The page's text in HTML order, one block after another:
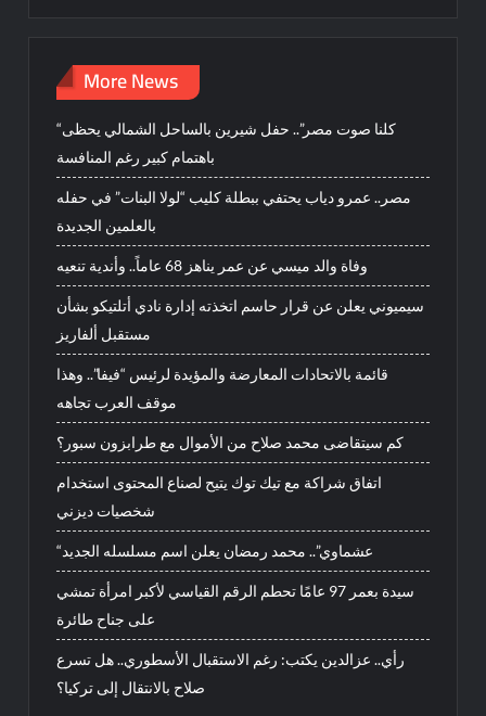
More News
“كلنا صوت مصر”.. حفل شيرين بالساحل الشمالي يحظى
باهتمام كبير رغم المنافسة
مصر.. عمرو دياب يحتفي ببطلة كليب “لولا البنات” في حفله
بالعلمين الجديدة
وفاة والد ميسي عن عمر يناهز 68 عاماً.. وأندية تنعيه
سيميوني يعلن عن قرار حاسم اتخذته إدارة نادي أتلتيكو بشأن
مستقبل ألفاريز
قائمة بالاتحادات المعارضة والمؤيدة لرئيس “فيفا”.. وهذا
موقف العرب تجاهه
كم سيتقاضى محمد صلاح من الأموال مع طرابزون سبور؟
اتفاق شراكة مع تيك توك يتيح لصناع المحتوى استخدام
شخصيات ديزني
“عشماوي”.. محمد رمضان يعلن اسم مسلسله الجديد
سيدة بعمر 97 عامًا تحطم الرقم القياسي لأكبر امرأة تمشي
على جناح طائرة
رأي.. عزالدين يكتب: رغم الاستقبال الأسطوري.. هل تسرع
صلاح بالانتقال إلى تركيا؟